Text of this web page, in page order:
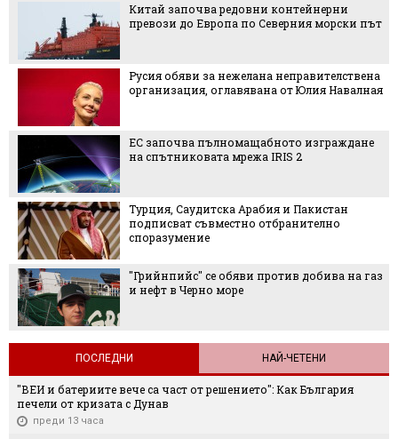
Китай започва редовни контейнерни
превози до Европа по Северния морски път
Русия обяви за нежелана неправителствена
организация, оглавявана от Юлия Навалная
ЕС започва пълномащабното изграждане
на спътниковата мрежа IRIS 2
Турция, Саудитска Арабия и Пакистан
подписват съвместно отбранително
споразумение
"Грийнпийс" се обяви против добива на газ
и нефт в Черно море
ПОСЛЕДНИ НАЙ-ЧЕТЕНИ
"ВЕИ и батериите вече са част от решението": Как България
печели от кризата с Дунав
преди 13 часа